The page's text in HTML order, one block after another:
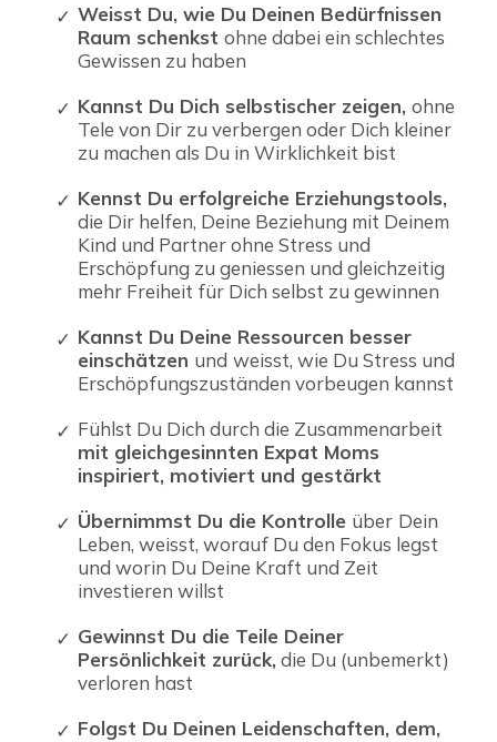
Weisst Du, wie Du Deinen Bedürfnissen
Raum schenkst ohne dabei ein schlechtes
Gewissen zu haben
Kannst Du Dich selbstischer zeigen, ohne
Tele von Dir zu verbergen oder Dich kleiner
zu machen als Du in Wirklichkeit bist
Kennst Du erfolgreiche Erziehungstools,
die Dir helfen, Deine Beziehung mit Deinem
Kind und Partner ohne Stress und
Erschöpfung zu geniessen und gleichzeitig
mehr Freiheit für Dich selbst zu gewinnen
Kannst Du Deine Ressourcen besser
einschätzen und weisst, wie Du Stress und
Erschöpfungszuständen vorbeugen kannst
Fühlst Du Dich durch die Zusammenarbeit
mit gleichgesinnten Expat Moms
inspiriert, motiviert und gestärkt
Übernimmst Du die Kontrolle über Dein
Leben, weisst, worauf Du den Fokus legst
und worin Du Deine Kraft und Zeit
investieren willst
Gewinnst Du die Teile Deiner
Persönlichkeit zurück,die Du (unbemerkt)
verloren hast
Folgst Du Deinen Leidenschaften, dem,